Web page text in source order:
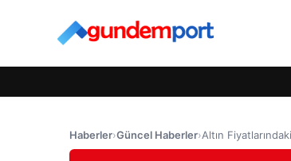
Haberler›Güncel Haberler›Altın